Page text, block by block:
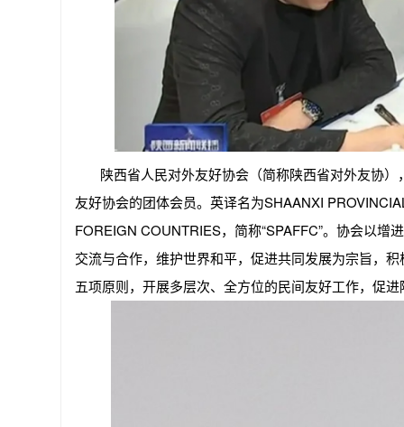
陕西省人民对外友好协会（简称陕西省对外友协
友好协会的团体会员。英译名为SHAANXI
FOREIGN COUNTRIES，简称“SPAFFC”。协会以
交流与合作，维护世界和平，促进共同发展为宗旨，
五项原则，开展多层次、全方位的民间友好工作，促